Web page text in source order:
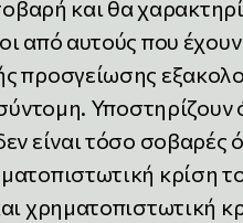
και θα
από αυτούς που
προσγείωσης
είναι τόσο σοβαρές
κρίση
χρηματοπιστωτική